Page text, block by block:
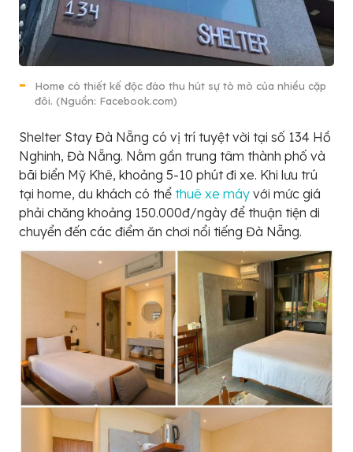
Home có thiết kế độc đáo thu hút sự tò mò của nhiều cặp
đôi. (Nguồn: Facebook.com)
Shelter Stay Đà Nẵng có vị trí tuyệt vời tại số 134 Hồ
Nghinh, Đà Nẵng. Nằm gần trung tâm thành phố và
bãi biển Mỹ Khê, khoảng 5-10 phút đi xe. Khi lưu trú
tại home, du khách có thể thuê xe máy với mức giá
phải chăng khoảng 150.000đ/ngày để thuận tiện di
chuyển đến các điểm ăn chơi nổi tiếng Đà Nẵng.